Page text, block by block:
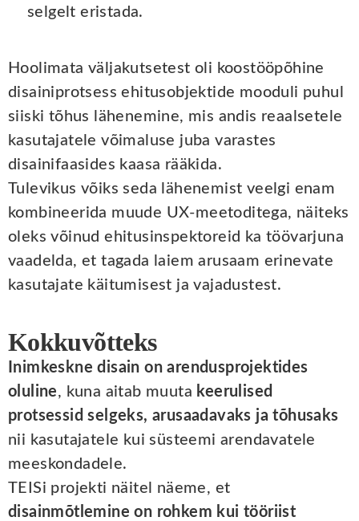
selgelt eristada.
Hoolimata väljakutsetest oli koostööpõhine
disainiprotsess ehitusobjektide mooduli puhul
siiski tõhus lähenemine, mis andis reaalsetele
kasutajatele võimaluse juba varastes
disainifaasides kaasa rääkida.
Tulevikus võiks seda lähenemist veelgi enam
kombineerida muude UX-meetoditega, näiteks
oleks võinud ehitusinspektoreid ka töövarjuna
vaadelda, et tagada laiem arusaam erinevate
kasutajate käitumisest ja vajadustest.
Kokkuvõtteks
Inimkeskne disain on arendusprojektides
oluline, kuna aitab muuta keerulised
protsessid selgeks, arusaadavaks ja tõhusaks
nii kasutajatele kui süsteemi arendavatele
meeskondadele.
TEISi projekti näitel näeme, et
disainmõtlemine on rohkem kui tööriist